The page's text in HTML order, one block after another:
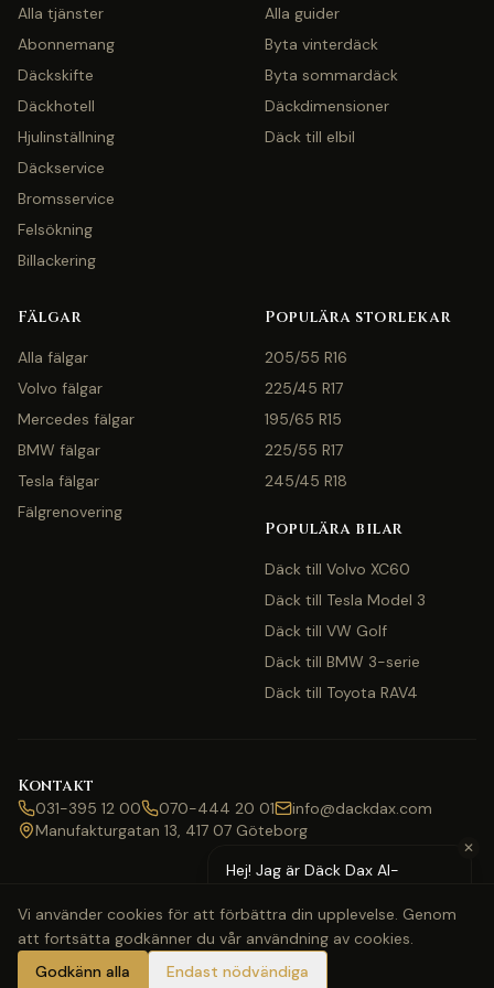
Alla tjänster
Abonnemang
Däckskifte
Däckhotell
Hjulinställning
Däckservice
Bromsservice
Felsökning
Billackering
Alla guider
Byta vinterdäck
Byta sommardäck
Däckdimensioner
Däck till elbil
Fälgar
Alla fälgar
Volvo fälgar
Mercedes fälgar
BMW fälgar
Tesla fälgar
Fälgrenovering
Populära storlekar
205/55 R16
225/45 R17
195/65 R15
225/55 R17
245/45 R18
Populära bilar
Däck till Volvo XC60
Däck till Tesla Model 3
Däck till VW Golf
Däck till BMW 3-serie
Däck till Toyota RAV4
Kontakt
031-395 12 00 070-444 20 01
info@dackdax.com
Manufakturgatan 13, 417 07 Göteborg
©2026Däck Dax. Alla rättigheter förbehållna.
WebbkartaKlarnaSwishVisaMastercard
✕
Hej! Jag är Däck Dax AI-
med pris eller bokning?
Vi använder cookies för att förbättra din upplevelse. Genom
att fortsätta godkänner du vår användning av cookies.
Godkänn alla
Endast nödvändiga